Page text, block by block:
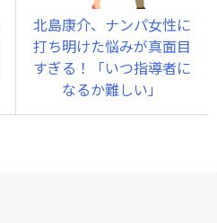
北島康介、ナンパ女性に
打ち明けた悩みが真面目
すぎる！「いつ指導者に
なるか難しい」